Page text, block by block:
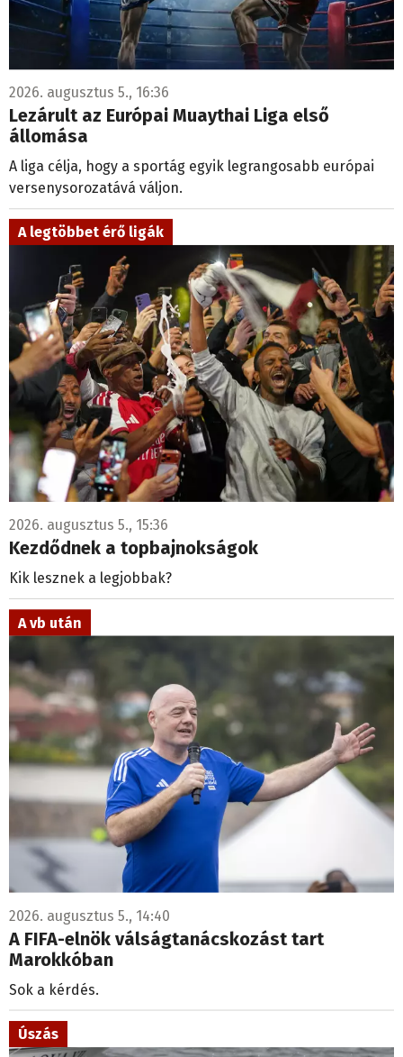
2026. augusztus 5., 16:36
Lezárult az Európai Muaythai Liga első
állomása
A liga célja, hogy a sportág egyik legrangosabb európai
versenysorozatává váljon.
A legtöbbet érő ligák
2026. augusztus 5., 15:36
Kezdődnek a topbajnokságok
Kik lesznek a legjobbak?
A vb után
2026. augusztus 5., 14:40
A FIFA-elnök válságtanácskozást tart
Marokkóban
Sok a kérdés.
Úszás